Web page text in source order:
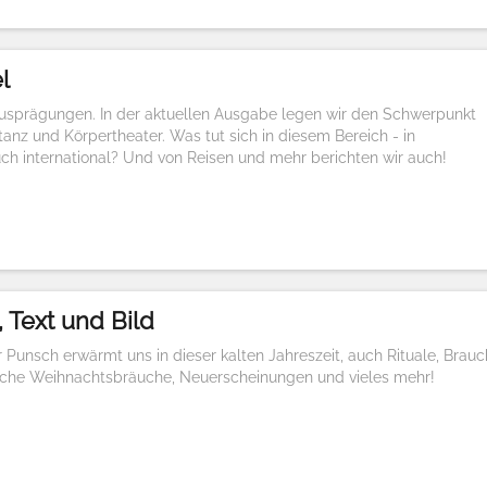
In der aktuellen Ausgabe legen wir den Schwerpunkt
und Körpertheater. Was tut sich in diesem Bereich - in
international? Und von Reisen und mehr berichten wir auch!
Text und Bild
erwärmt uns in dieser kalten Jahreszeit, auch Rituale,
Weihnachtsbräuche, Neuerscheinungen und vieles mehr!